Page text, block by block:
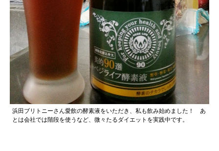
浜田ブリトニーさん愛飲の酵素液をいただき、私も飲み始めました！ あ
とは会社では階段を使うなど、微々たるダイエットを実践中です。